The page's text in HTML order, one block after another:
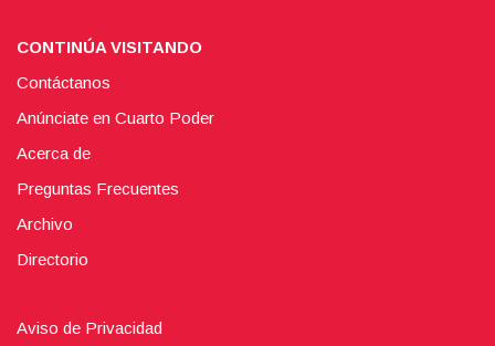
CONTINÚA VISITANDO
Contáctanos
Anúnciate en Cuarto Poder
Acerca de
Preguntas Frecuentes
Archivo
Directorio
Aviso de Privacidad